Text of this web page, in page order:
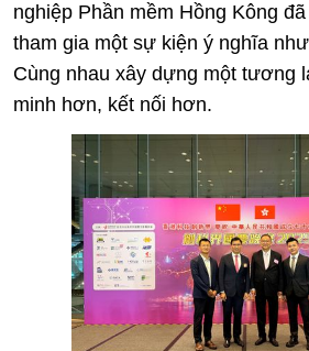
nghiệp Phần mềm Hồng Kông
tham gia một sự kiện ý nghĩa
Cùng nhau xây dựng một tương
minh hơn, kết nối hơn.